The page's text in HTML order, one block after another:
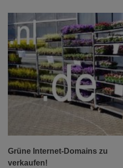
Grüne Internet-Domains zu
verkaufen!